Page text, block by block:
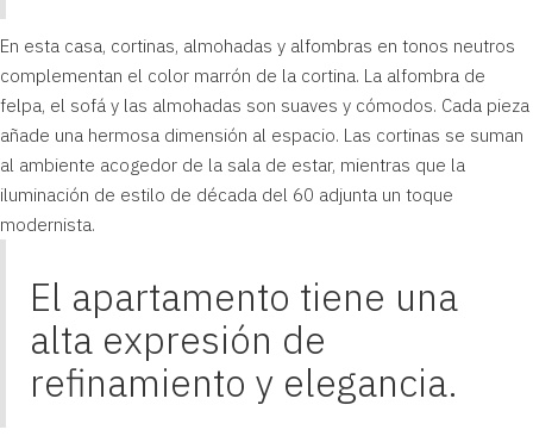
En esta casa, cortinas, almohadas y alfombras en tonos neutros
complementan el color marrón de la cortina. La alfombra de
felpa, el sofá y las almohadas son suaves y cómodos. Cada pieza
añade una hermosa dimensión al espacio. Las cortinas se suman
al ambiente acogedor de la sala de estar, mientras que la
iluminación de estilo de década del 60 adjunta un toque
modernista.
El apartamento tiene una
alta expresión de
refinamiento y elegancia.